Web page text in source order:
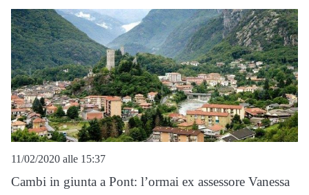
11/02/2020 alle 15:37
Cambi in giunta a Pont: l’ormai ex assessore Vanessa